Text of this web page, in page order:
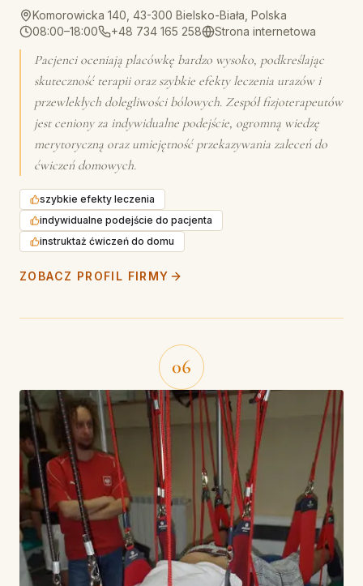
Komorowicka 140, 43-300 Bielsko-Biała, Polska
08:00–18:00
+48 734 165 258 Strona internetowa
Pacjenci oceniają placówkę bardzo wysoko, podkreślając
skuteczność terapii oraz szybkie efekty leczenia urazów i
przewlekłych dolegliwości bólowych. Zespół fizjoterapeutów
jest ceniony za indywidualne podejście, ogromną wiedzę
merytoryczną oraz umiejętność przekazywania zaleceń do
ćwiczeń domowych.
szybkie efekty leczenia
indywidualne podejście do pacjenta
instruktaż ćwiczeń do domu
ZOBACZ PROFIL FIRMY
06